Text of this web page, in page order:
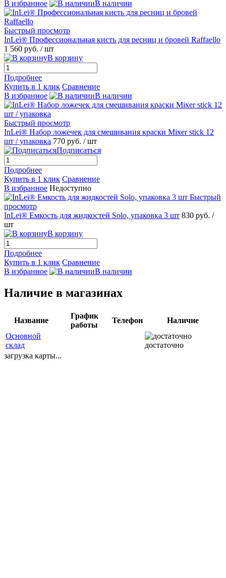
В избранное В наличии
Быстрый просмотр
InLei® Профессиональная кисть для ресниц и бровей Raffaello
1 560 руб. / шт
В корзину
Подробнее
Купить в 1 клик Сравнение
В избранное
В наличии
Быстрый просмотр
InLei® Набор ложечек для смешивания краски Mixer stick 12
шт / упаковка 770 руб. / шт
Подписаться
Подробнее
Купить в 1 клик Сравнение
В избранное Недоступно
Быстрый
просмотр
InLei® Емкость для жидкостей Solo, упаковка 3 шт 830 руб. /
шт
В корзину
Подробнее
Купить в 1 клик Сравнение
В избранное
В наличии
Наличие в магазинах
Название
График
работы
Телефон
Наличие
Основной
склад
достаточно
загрузка карты...